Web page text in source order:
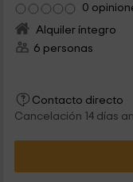
0
Alquiler íntegro
6 personas
Contacto directo
Cancelación 14 días